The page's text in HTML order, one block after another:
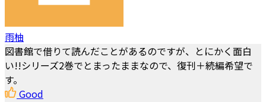
雨柚
図書館で借りて読んだことがあるのですが、とにかく面白
い!!シリーズ2巻でとまったままなので、復刊＋続編希望で
す。
Good